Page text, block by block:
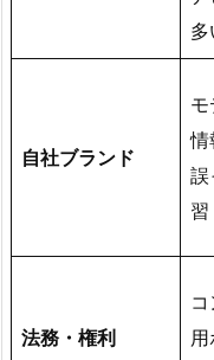
多
自社ブランド
情
誤
習
法務・権利